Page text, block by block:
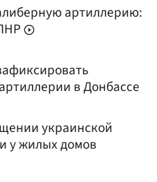
артиллерию:
в Донбассе
украинской
у жилых домов